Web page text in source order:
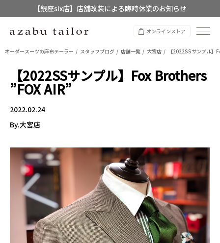
【店舗限定】レディースオーダースーツ
8/12~8/16 夏季休業のお知らせオンラインストア
オーダースーツの麻布テーラー スタッフブログ 店舗一覧 大宮店 【2022SSサンプル】
【2022SSサンプル】Fox Brothers
”FOX AIR”
2022.02.24
By.大宮店